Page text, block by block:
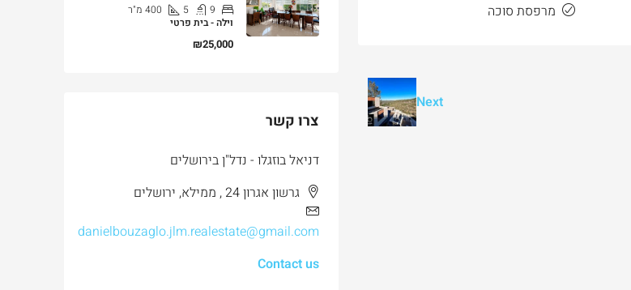
מרפסת סוכה
Next
9
5
400 מ"ר
וילה - בית פרטי
₪25,000
צרו קשר
דניאל בוזגלו - נדל"ן בירושלים
גרשון אגרון 24 , ממילא, ירושלים
danielbouzaglo.jlm.realestate@gmail.com
Contact us